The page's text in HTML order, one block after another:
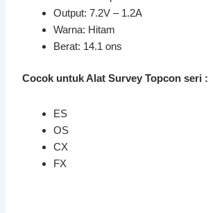
Output: 7.2V – 1.2A
Warna: Hitam
Berat: 14.1 ons
Cocok untuk Alat Survey Topcon seri :
ES
OS
CX
FX